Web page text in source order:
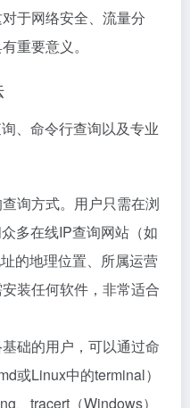
于网络安全、流量分
重要意义。
、命令行查询以及专业
询方式。用户只需在浏
多在线IP查询网站（如
的地理位置、所属运营
装任何软件，非常适合
础的用户，可以通过命
或Linux中的terminal）
、tracert（Windows）